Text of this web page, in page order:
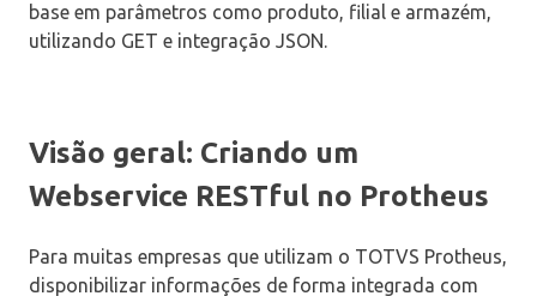
base em parâmetros como produto, filial e armazém,
utilizando GET e integração JSON.
Visão geral: Criando um
Webservice RESTful no Protheus
Para muitas empresas que utilizam o TOTVS Protheus,
disponibilizar informações de forma integrada com